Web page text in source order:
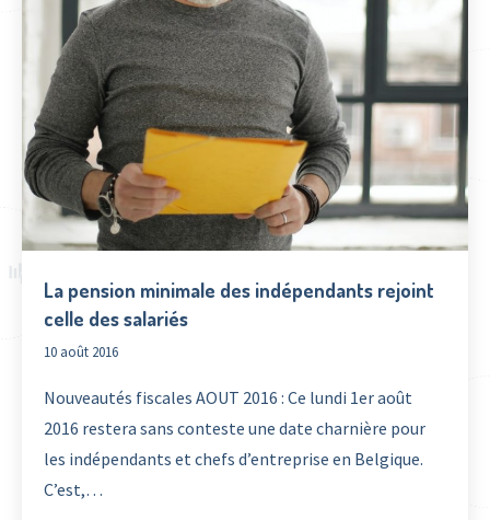
La pension minimale des indépendants rejoint
celle des salariés
10 août 2016
Nouveautés fiscales AOUT 2016 : Ce lundi 1er août
2016 restera sans conteste une date charnière pour
les indépendants et chefs d’entreprise en Belgique.
C’est,…